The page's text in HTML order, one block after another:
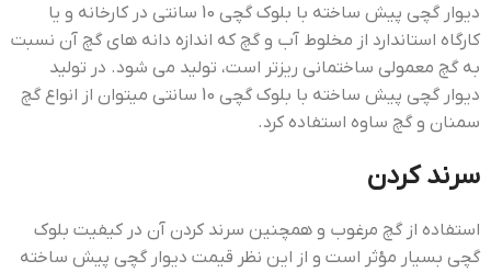
دیوار گچی پیش ساخته با بلوک گچی 10 سانتی در کارخانه و یا
کارگاه استاندارد از مخلوط آب و گچ که اندازه دانه های گچ آن نسبت
به گچ معمولی ساختمانی ریزتر است، تولید می شود. در تولید
دیوار گچی پیش ساخته با بلوک گچی 10 سانتی میتوان از انواع گچ
سمنان و گچ ساوه استفاده کرد.
سرند کردن
استفاده از گچ مرغوب و همچنین سرند کردن آن در کیفیت بلوک
گچی بسیار مؤثر است و از این نظر قیمت دیوار گچی پیش ساخته